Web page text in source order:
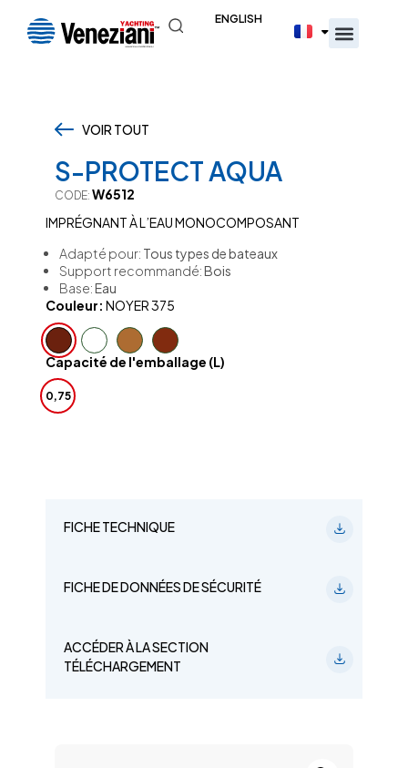
ENGLISH
VOIR TOUT
S-PROTECT AQUA
CODE: W6512
IMPRÉGNANT À L’EAU MONOCOMPOSANT
Adapté pour: Tous types de bateaux
Support recommandé:Bois
Base:Eau
Couleur: NOYER 375
Capacité de l'emballage (L)
0,75
FICHE TECHNIQUE
FICHE DE DONNÉES DE SÉCURITÉ
ACCÉDER À LA SECTION
TÉLÉCHARGEMENT